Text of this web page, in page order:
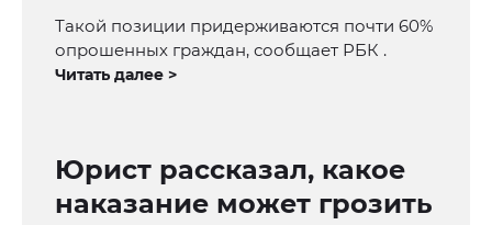
Такой позиции придерживаются почти 60%
опрошенных граждан, сообщает РБК .
Читать далее >
Юрист рассказал, какое
наказание может грозить